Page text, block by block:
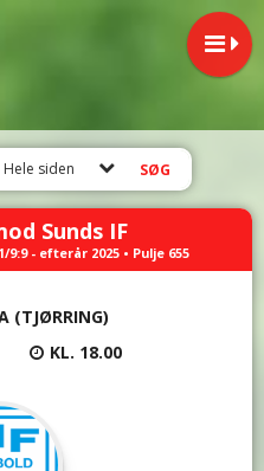
Hele siden
Sunds IF
9:9 - efterår 2025 • Pulje 655
(TJØRRING)
KL. 18.00